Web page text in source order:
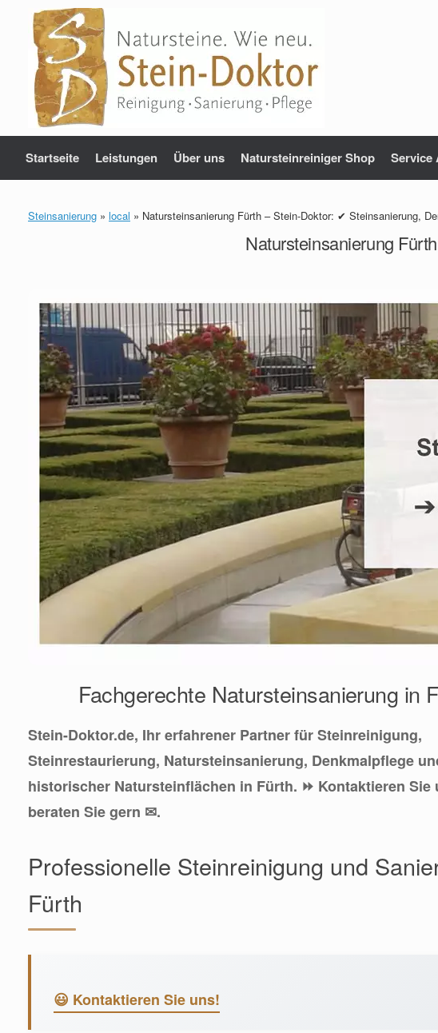
springen
Startseite Leistungen Über uns Natursteinreiniger Shop Service
Steinsanierung » local » Natursteinsanierung Fürth – Stein-Doktor: ✔ Steinsanierung,
Natursteinsanierung
Fachgerechte Natursteinsanierung in
Stein-Doktor.de, Ihr erfahrener Partner für Steinreinigung,
Steinrestaurierung, Natursteinsanierung, Denkmalpflege
historischer Natursteinflächen in Fürth. ⏩ Kontaktieren Sie
beraten Sie gern ✉.
Professionelle Steinreinigung und
Fürth
😃 Kontaktieren Sie uns!